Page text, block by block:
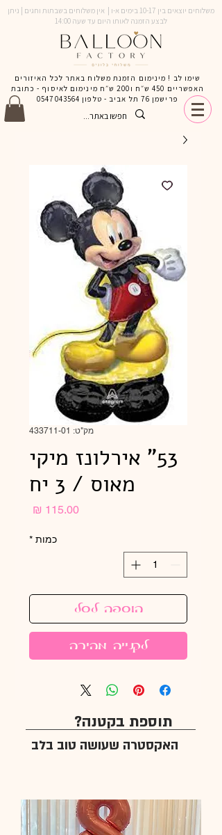
משלוחים יוצאים בין 10-17 בימים א-ו | אין משלוחים בשבתות וחגים | ניתן
לבצע הזמנה לאותו היום עד שעה 14:00
שימו לב ! מינימום הזמנת משלוח באתר לכל האיזורים
האפשריים 450 ש״ח ו200 ש״ח מינימום לאיסוף - כתובת
פרישמן 76 תל אביב - טלפון
0547043564
מק"ט: 433711-01
53" אירלונז מיקי
מאוס / 3 יח
כמות *
הוספה לסל
לקנייה מהירה
תוספת בקטנה?
האקסטרה שעושה טוב בלב